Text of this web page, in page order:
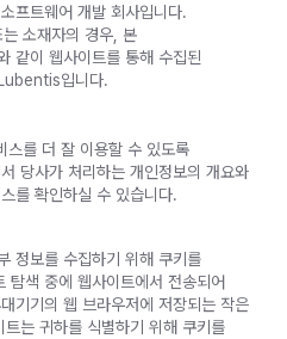
프트웨어 개발 회사입니다.
소재자의 경우, 본
같이 웹사이트를 통해 수집된
입니다.
를 더 잘 이용할 수 있도록
당사가 처리하는 개인정보의 개요와
를 확인하실 수 있습니다.
정보를 수집하기 위해 쿠키를
탐색 중에 웹사이트에서 전송되어
기기의 웹 브라우저에 저장되는 작은
는 귀하를 식별하기 위해 쿠키를